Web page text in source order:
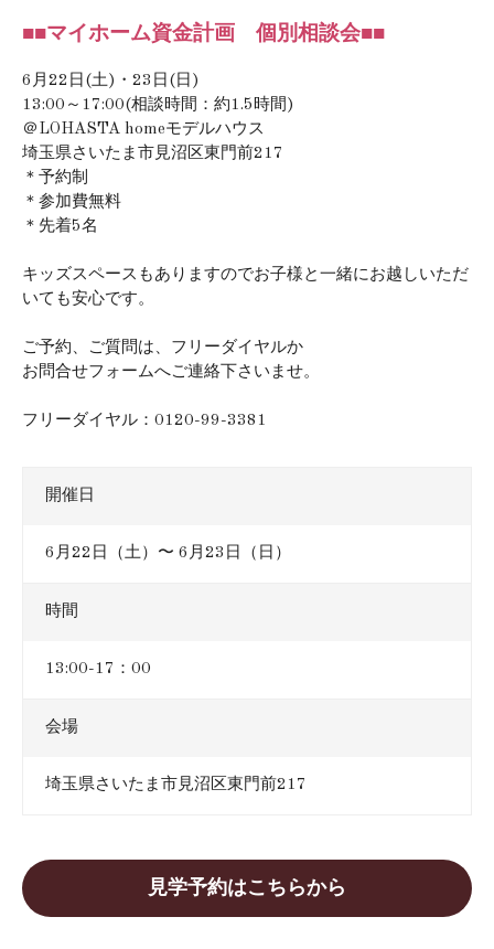
■■マイホーム資金計画 個別相談会■■
6月22日(土)・23日(日)
13:00～17:00(相談時間：約1.5時間)
＠LOHASTA homeモデルハウス
埼玉県さいたま市見沼区東門前217
＊予約制
＊参加費無料
＊先着5名
キッズスペースもありますのでお子様と一緒にお越しいただ
いても安心です。
ご予約、ご質問は、フリーダイヤルか
お問合せフォームへご連絡下さいませ。
フリーダイヤル：0120-99-3381
開催日
6月22日（土）〜 6月23日（日）
時間
13:00-17：00
会場
埼玉県さいたま市見沼区東門前217
見学予約はこちらから